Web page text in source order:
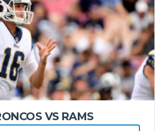
VS RAMS